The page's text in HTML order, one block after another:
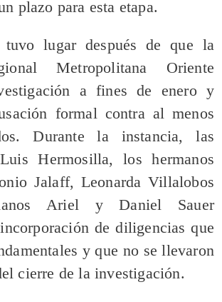
plazo para esta etapa.
tuvo lugar después de que la
Metropolitana Oriente
a fines de enero y
formal contra al menos
Durante la instancia, las
Hermosilla, los hermanos
Jalaff, Leonarda Villalobos
Ariel y Daniel Sauer
de diligencias que
y que no se llevaron
cierre de la investigación.